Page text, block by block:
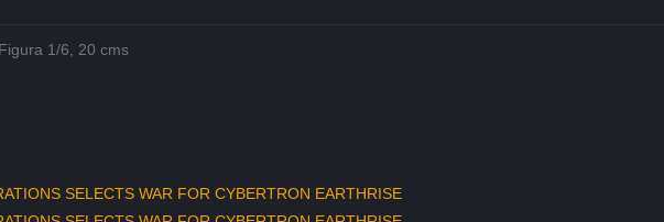
1/6, 20 cms